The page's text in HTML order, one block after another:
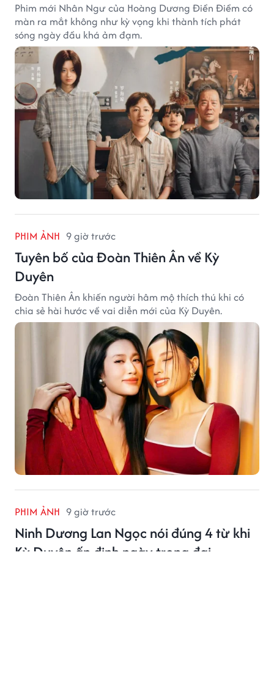
Phim mới Nhân Ngư của Hoàng Dương Điền Điềm có
màn ra mắt không như kỳ vọng khi thành tích phát
sóng ngày đầu khá ảm đạm.
PHIM ẢNH 9 giờ trước
Tuyên bố của Đoàn Thiên Ân về Kỳ
Duyên
Đoàn Thiên Ân khiến người hâm mộ thích thú khi có
chia sẻ hài hước về vai diễn mới của Kỳ Duyên.
PHIM ẢNH 9 giờ trước
Ninh Dương Lan Ngọc nói đúng 4 từ khi
Kỳ Duyên ấn định ngày trọng đại